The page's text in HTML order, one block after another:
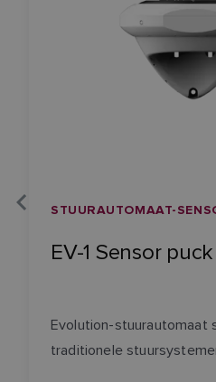
STUURAUTOMAAT-
EV-1 Sensor puck
Evolution-stuurautomaat
traditionele